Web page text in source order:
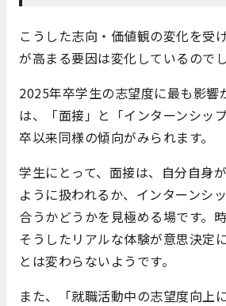
こうした志向・価値観の変化を受
が高まる要因は変化しているので
2025年卒学生の志望度に最も影響
は、「面接」と「インターンシッ
卒以来同様の傾向がみられます。
学生にとって、面接は、自分自身
ように扱われるか、インターンシ
合うかどうかを見極める場です。
そうしたリアルな体験が意思決定
とは変わらないようです。
また、「就職活動中の志望度向上